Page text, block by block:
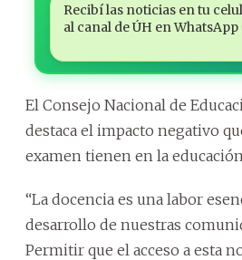
Recibí las noticias en tu
al canal de ÚH en WhatsApp
El Consejo Nacional de
destaca el impacto negativo
examen tienen en la
“La docencia es una labor
desarrollo de nuestras
Permitir que el acceso a esta